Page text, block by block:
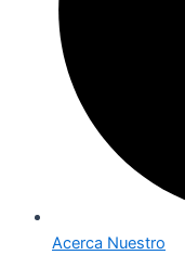
Acerca Nuestro